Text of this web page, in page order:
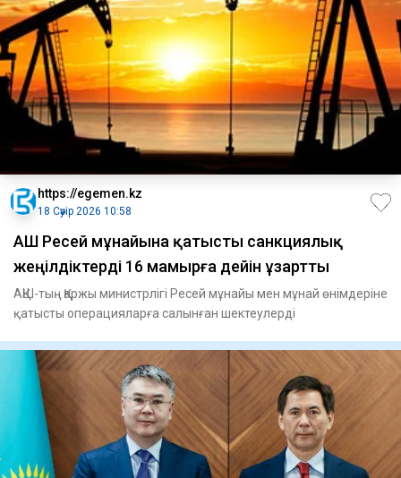
https://egemen.kz
18 Сәуір 2026 10:58
АҚШ Ресей мұнайына қатысты санкциялық
жеңілдіктерді 16 мамырға дейін ұзартты
АҚШ-тың Қаржы министрлігі Ресей мұнайы мен мұнай өнімдеріне
қатысты операцияларға салынған шектеулерді